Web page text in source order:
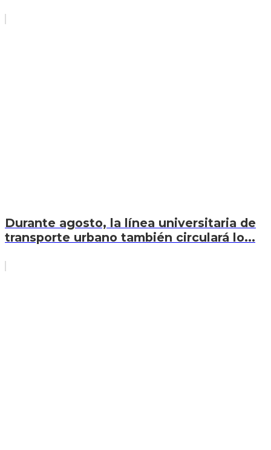
Durante agosto, la línea universitaria de
transporte urbano también circulará lo...